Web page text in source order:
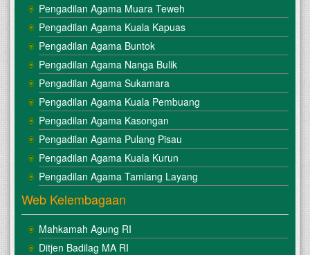
Pengadilan Agama Muara Teweh
Pengadilan Agama Kuala Kapuas
Pengadilan Agama Buntok
Pengadilan Agama Nanga Bulik
Pengadilan Agama Sukamara
Pengadilan Agama Kuala Pembuang
Pengadilan Agama Kasongan
Pengadilan Agama Pulang Pisau
Pengadilan Agama Kuala Kurun
Pengadilan Agama Tamiang Layang
Web Kelembagaan
Mahkamah Agung RI
Ditjen Badilag MA RI